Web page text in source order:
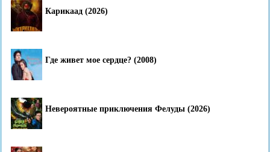
Карикаад (2026)
Где живет мое сердце? (2008)
Невероятные приключения Фелуды (2026)